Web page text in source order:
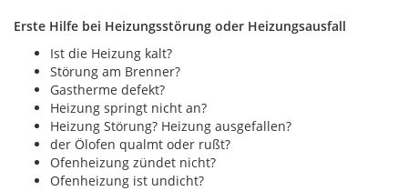
Erste Hilfe bei Heizungsstörung oder Heizungsausfall
Ist die Heizung kalt?
Störung am Brenner?
Gastherme defekt?
Heizung springt nicht an?
Heizung Störung? Heizung ausgefallen?
der Ölofen qualmt oder rußt?
Ofenheizung zündet nicht?
Ofenheizung ist undicht?